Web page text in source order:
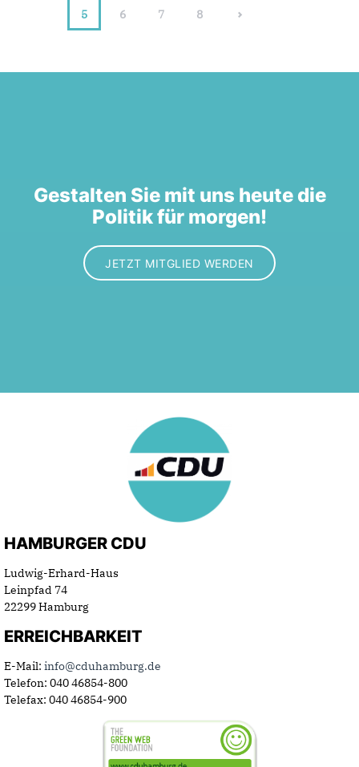
5 6 7 8
>
Gestalten Sie mit uns heute die
Politik für morgen!
JETZT MITGLIED WERDEN
HAMBURGER CDU
Ludwig-Erhard-Haus
Leinpfad 74
22299 Hamburg
ERREICHBARKEIT
E-Mail: info@cduhamburg.de
Telefon: 040 46854-800
Telefax: 040 46854-900